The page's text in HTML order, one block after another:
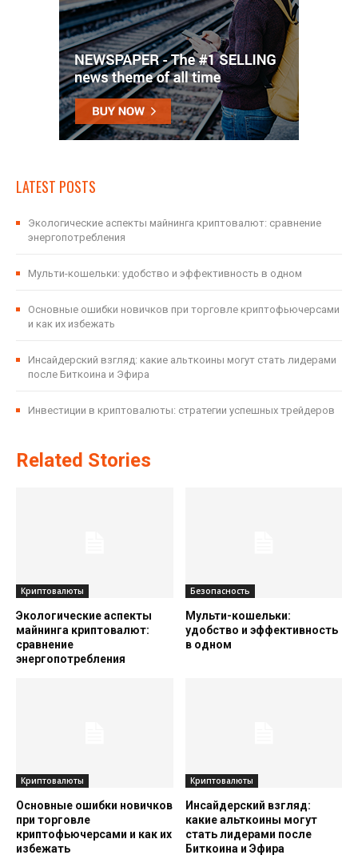
LATEST POSTS
Экологические аспекты майнинга криптовалют: сравнение
энергопотребления
Мульти-кошельки: удобство и эффективность в одном
Основные ошибки новичков при торговле криптофьючерсами
и как их избежать
Инсайдерский взгляд: какие альткоины могут стать лидерами
после Биткоина и Эфира
Инвестиции в криптовалюты: стратегии успешных трейдеров
Related Stories
Криптовалюты
Экологические аспекты
майнинга криптовалют:
сравнение
энергопотребления
Безопасность
Мульти-кошельки:
удобство и эффективность
в одном
Криптовалюты
Основные ошибки новичков
при торговле
криптофьючерсами и как их
избежать
Криптовалюты
Инсайдерский взгляд:
какие альткоины могут
стать лидерами после
Биткоина и Эфира